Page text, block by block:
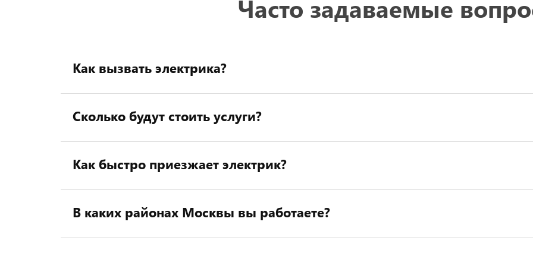
Часто задаваемые
Как вызвать электрика?
Сколько будут стоить услуги?
Как быстро приезжает электрик?
В каких районах Москвы вы работаете?